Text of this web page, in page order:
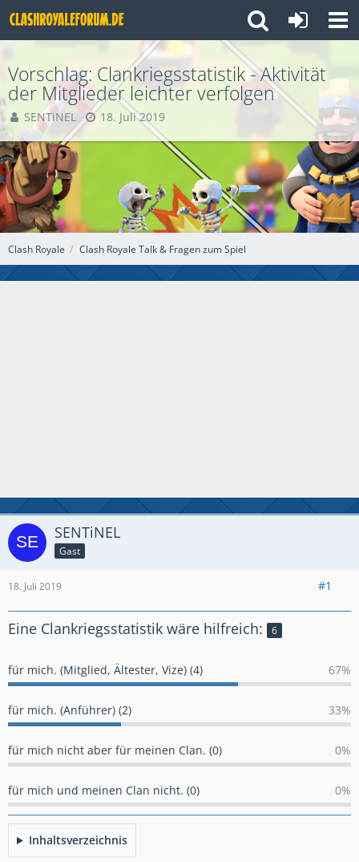
Clash Royale Clash Royale Talk & Fragen zum Spiel
Vorschlag: Clankriegsstatistik - Aktivität
der Mitglieder leichter verfolgen
SENTiNEL 18. Juli 2019
SENTiNEL
Gast
18. Juli 2019 #1
Eine Clankriegsstatistik wäre hilfreich: 6
für mich. (Mitglied, Ältester, Vize) (4) 67%
für mich. (Anführer) (2) 33%
für mich nicht aber für meinen Clan. (0) 0%
für mich und meinen Clan nicht. (0) 0%
Inhaltsverzeichnis